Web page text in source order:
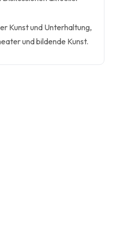
Kunst und Unterhaltung,
und bildende Kunst.